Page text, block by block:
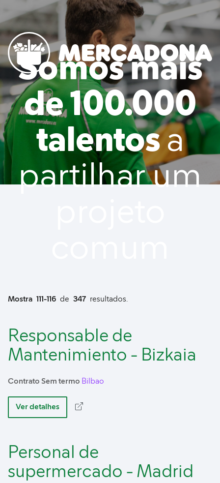
content
Mercadona
Somos mais
de 100.000
talentosa
partilhar um
Mostra 111-116 de 347 resultados.
Responsable de
Mantenimiento - Bizkaia
Contrato Sem termo Bilbao
Ver detalhes
Personal de
supermercado - Madrid